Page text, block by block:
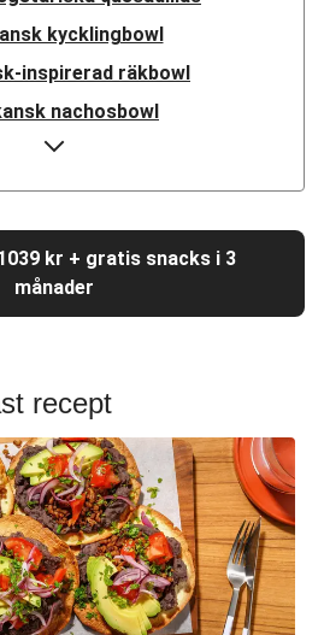
kycklingbowl
inspirerad räkbowl
nachosbowl
inspirerad nötfärsbowl
kikärtsbowl
kryddad sej
kryddad kyckling
biffar
linser
one-pot
Fajitabowl
potatisklyftor
kr + gratis snacks i 3
månader
recept